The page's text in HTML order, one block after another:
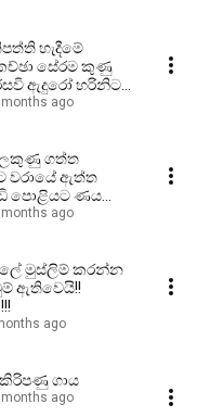
හැදීමේ
සේරම කුණු
ඇදුරෝ හරිනිට
ago
ලකුණු ගත්ත
ඇත්ත
පොළියට ණය
ago
මුස්ලිම් කරන්න
ඇතිවෙයි!!
ago
ගාය
ago